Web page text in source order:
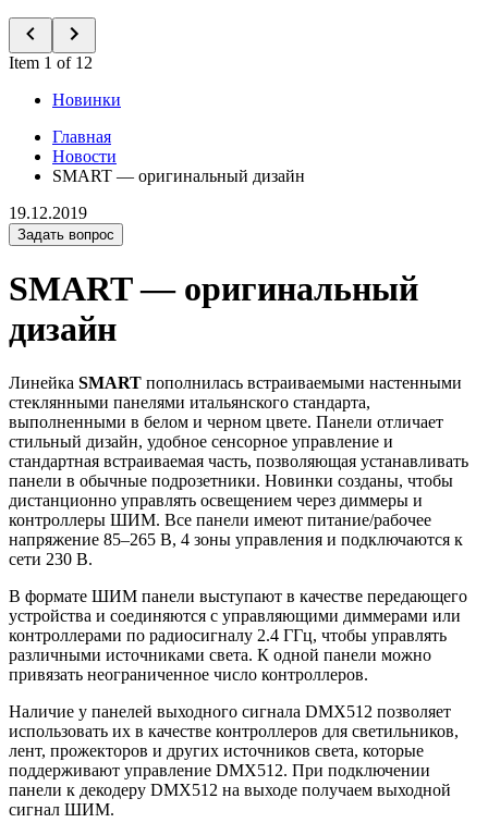
Item 1 of 12
Новинки
Главная
Новости
SMART — оригинальный дизайн
19.12.2019
Задать вопрос
SMART — оригинальный
дизайн
Линейка SMART пополнилась встраиваемыми настенными
стеклянными панелями итальянского стандарта,
выполненными в белом и черном цвете. Панели отличает
стильный дизайн, удобное сенсорное управление и
стандартная встраиваемая часть, позволяющая устанавливать
панели в обычные подрозетники. Новинки созданы, чтобы
дистанционно управлять освещением через диммеры и
контроллеры ШИМ. Все панели имеют питание/рабочее
напряжение 85–265 В, 4 зоны управления и подключаются к
сети 230 В.
В формате ШИМ панели выступают в качестве передающего
устройства и соединяются с управляющими диммерами или
контроллерами по радиосигналу 2.4 ГГц, чтобы управлять
различными источниками света. К одной панели можно
привязать неограниченное число контроллеров.
Наличие у панелей выходного сигнала DMX512 позволяет
использовать их в качестве контроллеров для светильников,
лент, прожекторов и других источников света, которые
поддерживают управление DMX512. При подключении
панели к декодеру DMX512 на выходе получаем выходной
сигнал ШИМ.